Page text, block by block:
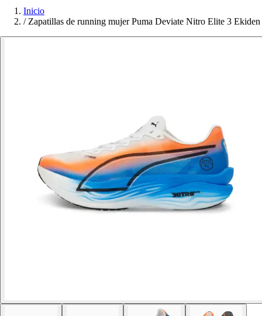
Inicio
/ Zapatillas de running mujer Puma Deviate Nitro Elite 3 Ekiden